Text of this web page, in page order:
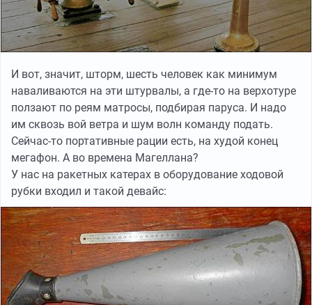
И вот, значит, шторм, шесть человек как минимум
наваливаются на эти штурвалы, а где-то на верхотуре
ползают по реям матросы, подбирая паруса. И надо
им сквозь вой ветра и шум волн команду подать.
Сейчас-то портативные рации есть, на худой конец
мегафон. А во времена Магеллана?
У нас на ракетных катерах в оборудование ходовой
рубки входил и такой девайс: